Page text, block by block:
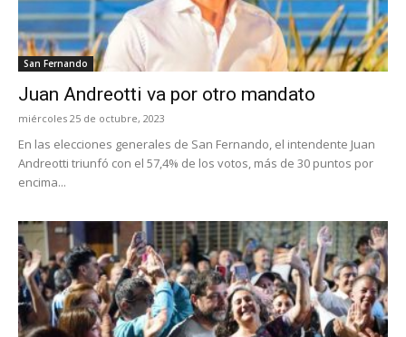
San Fernando
Juan Andreotti va por otro mandato
miércoles 25 de octubre, 2023
En las elecciones generales de San Fernando, el intendente Juan
Andreotti triunfó con el 57,4% de los votos, más de 30 puntos por
encima...